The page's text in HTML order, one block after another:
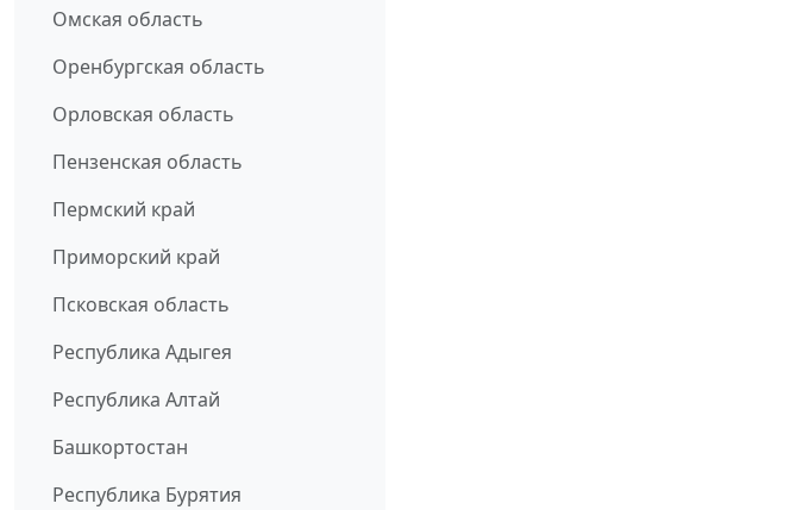
Омская область
Оренбургская область
Орловская область
Пензенская область
Пермский край
Приморский край
Псковская область
Республика Адыгея
Республика Алтай
Башкортостан
Республика Бурятия